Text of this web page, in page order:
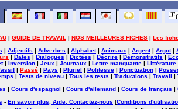
| GUIDE DE TRAVAIL | NOS MEILLEURES FICHES | Les
| Adjectifs | Adverbes | Alphabet| Animaux | Argent| Argot|
| Dates | Dialogues | Dictées | Décrire | Démonstratifs |
| Inversion | Jeux | Journaux | Lettre manquante | Littérature
| Passé | Pays | Pluriel | Politesse | Ponctuation |
| Tests de niveau | Tous les tests | Traductions | Travail |
| Cours d'espagnol | Cours d'allemand | Cours de français |
- En savoir plus, Aide, Contactez-nous [Conditions